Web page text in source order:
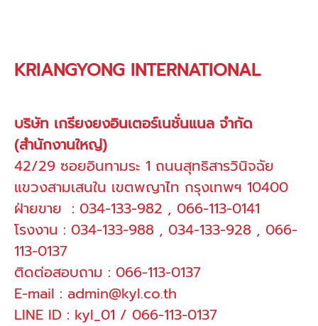
KRIANGYONG INTERNATIONAL
บริษัท เกรียงยงอินเตอร์เนชั่นแนล จำกัด
(สำนักงานใหญ่)
42/29 ซอยอินทามระ 1 ถนนสุทธิสารวินิจฉัย
แขวงสามเสนใน เขตพญาไท กรุงเทพฯ 10400
ฝ่ายขาย : 034-133-982 , 066-113-0141
โรงงาน : 034-133-988 , 034-133-928 , 066-
113-0137
ติดต่อสอบถาม : 066-113-0137
E-mail : admin@kyl.co.th
LINE ID : kyl_01 / 066-113-0137